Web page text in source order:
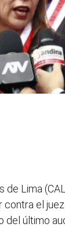
de Lima
contra el
del último